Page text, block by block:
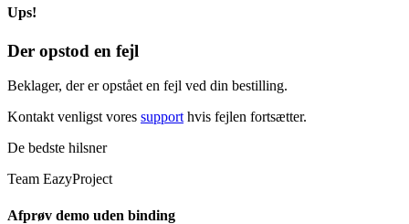
Ups!
Der opstod en fejl
Beklager, der er opstået en fejl ved din bestilling.
Kontakt venligst vores support hvis fejlen fortsætter.
De bedste hilsner
Team EazyProject
Afprøv demo uden binding